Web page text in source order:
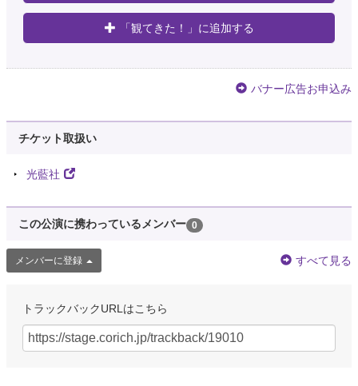
「観てきた！」に追加する
バナー広告お申込み
チケット取扱い
光藍社
この公演に携わっているメンバー 0
メンバーに登録 すべて見る
トラックバックURLはこちら